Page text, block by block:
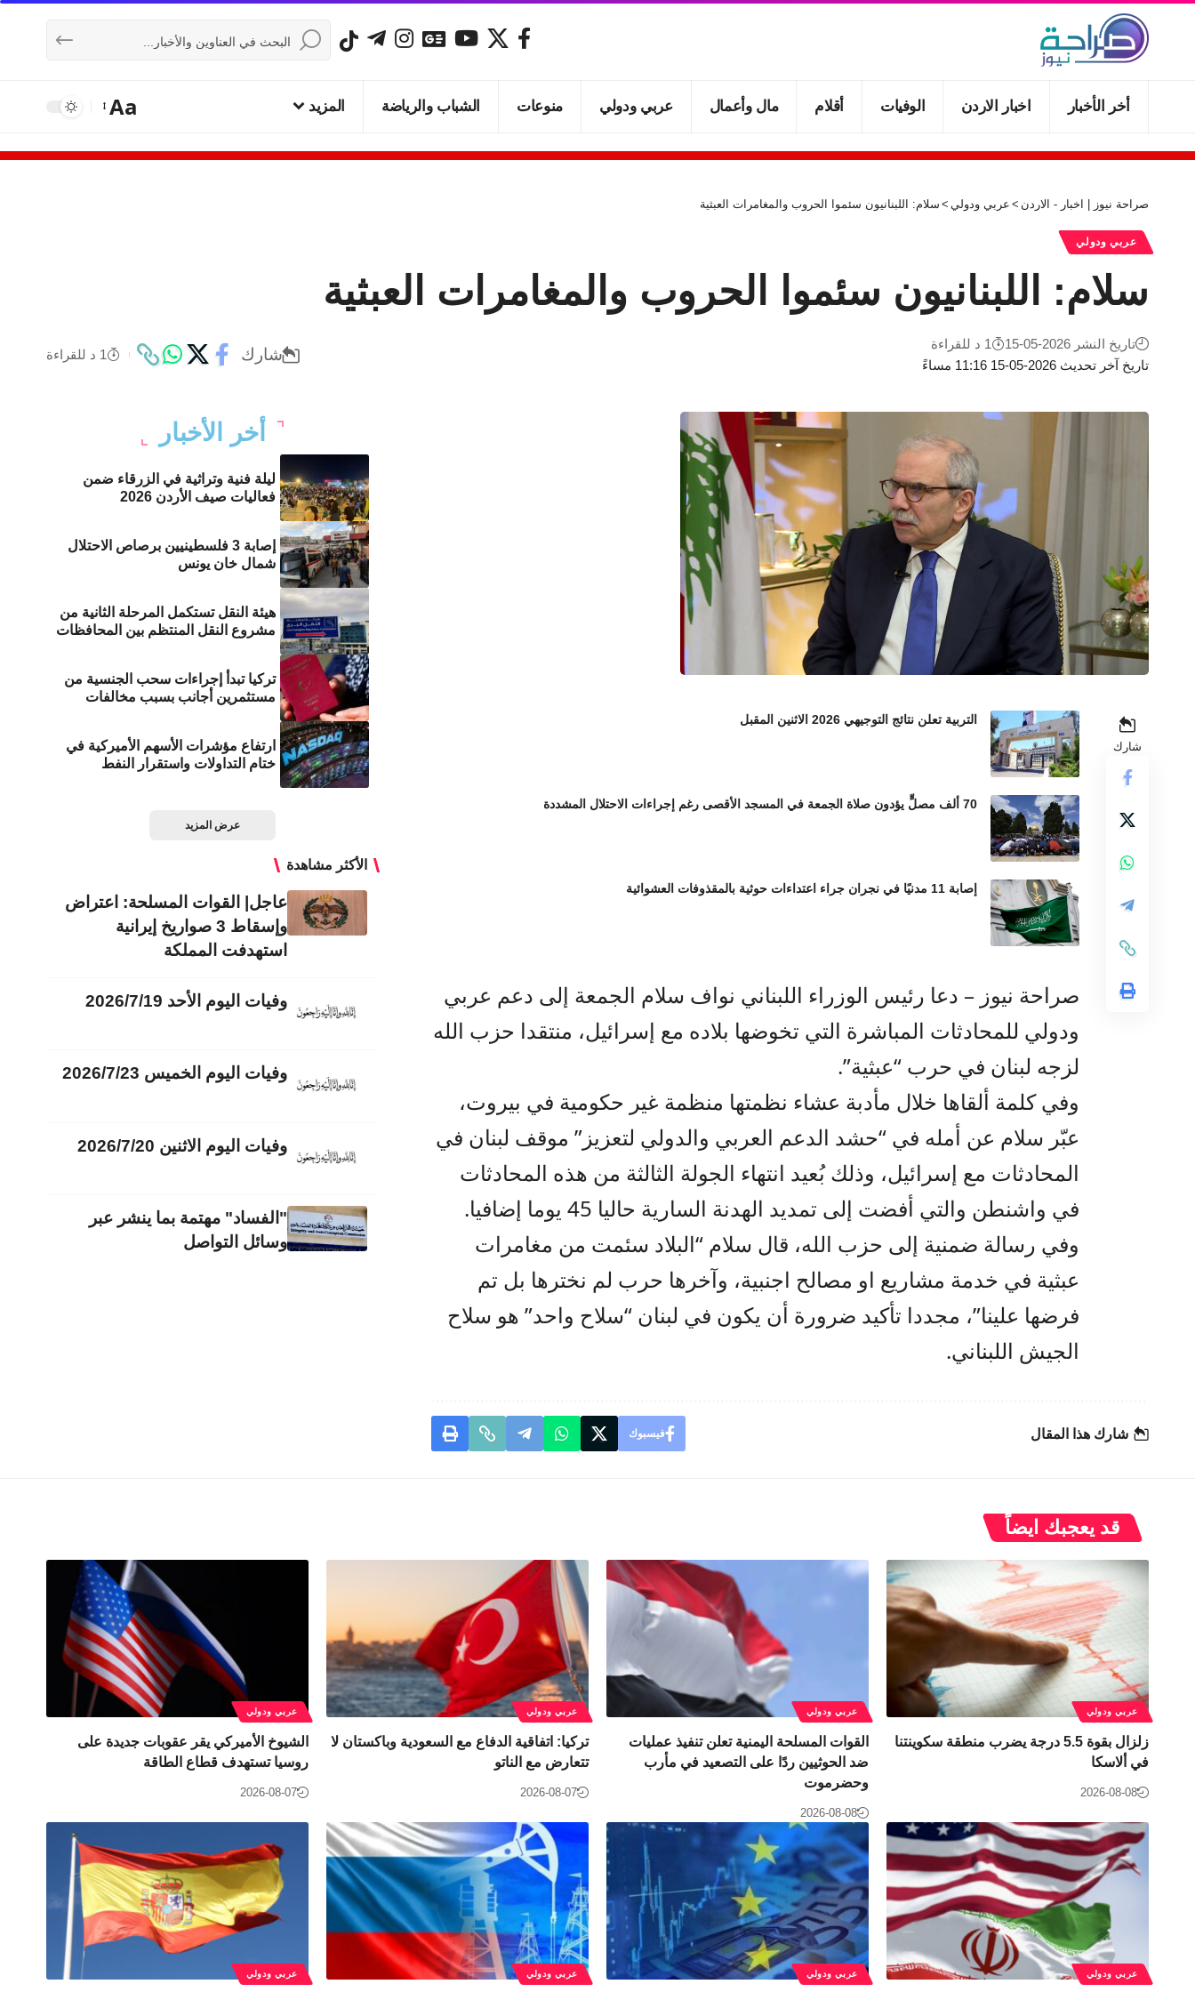
أخر الأخبار اخبار الاردن الوفيات أقلام مال وأعمال عربي ودولي منوعات الشباب والرياضة المزيد Aa
صراحة نيوز | اخبار - الاردن > عربي ودولي > سلام: اللبنانيون سئموا الحروب والمغامرات العبثية
عربي ودولي
سلام: اللبنانيون سئموا الحروب والمغامرات العبثية
تاريخ آخر تحديث 2026-05-15 11:16 مساءً
تاريخ النشر 2026-05-15 1 د للقراءة
شارك 1 د للقراءة
شارك
التربية تعلن نتائج التوجيهي 2026 الاثنين المقبل
70 ألف مصلٍّ يؤدون صلاة الجمعة في المسجد الأقصى رغم إجراءات الاحتلال المشددة
إصابة 11 مدنيًا في نجران جراء اعتداءات حوثية بالمقذوفات العشوائية
صراحة نيوز – دعا رئيس الوزراء اللبناني نواف سلام الجمعة إلى دعم عربي
ودولي للمحادثات المباشرة التي تخوضها بلاده مع إسرائيل، منتقدا حزب الله
لزجه لبنان في حرب “عبثية”.
وفي كلمة ألقاها خلال مأدبة عشاء نظمتها منظمة غير حكومية في بيروت،
عبّر سلام عن أمله في “حشد الدعم العربي والدولي لتعزيز” موقف لبنان في
المحادثات مع إسرائيل، وذلك بُعيد انتهاء الجولة الثالثة من هذه المحادثات
في واشنطن والتي أفضت إلى تمديد الهدنة السارية حاليا 45 يوما إضافيا.
وفي رسالة ضمنية إلى حزب الله، قال سلام “البلاد سئمت من مغامرات
عبثية في خدمة مشاريع او مصالح اجنبية، وآخرها حرب لم نخترها بل تم
فرضها علينا”، مجددا تأكيد ضرورة أن يكون في لبنان “سلاح واحد” هو سلاح
الجيش اللبناني.
شارك هذا المقال فيسبوك
أخر الأخبار
ليلة فنية وتراثية في الزرقاء ضمن
فعاليات صيف الأردن 2026
إصابة 3 فلسطينيين برصاص الاحتلال
شمال خان يونس
هيئة النقل تستكمل المرحلة الثانية من
مشروع النقل المنتظم بين المحافظات
تركيا تبدأ إجراءات سحب الجنسية من
مستثمرين أجانب بسبب مخالفات
ارتفاع مؤشرات الأسهم الأميركية في
ختام التداولات واستقرار النفط
عرض المزيد
الأكثر مشاهدة
عاجل| القوات المسلحة: اعتراض
وإسقاط 3 صواريخ إيرانية
استهدفت المملكة
وفيات اليوم الأحد 2026/7/19
وفيات اليوم الخميس 2026/7/23
وفيات اليوم الاثنين 2026/7/20
"الفساد" مهتمة بما ينشر عبر
وسائل التواصل
قد يعجبك ايضاً
عربي ودولي
زلزال بقوة 5.5 درجة يضرب منطقة سكوينتنا
في ألاسكا
2026-08-08
عربي ودولي
القوات المسلحة اليمنية تعلن تنفيذ عمليات
ضد الحوثيين ردًا على التصعيد في مأرب
وحضرموت
2026-08-08
عربي ودولي
تركيا: اتفاقية الدفاع مع السعودية وباكستان لا
تتعارض مع الناتو
2026-08-07
عربي ودولي
الشيوخ الأميركي يقر عقوبات جديدة على
روسيا تستهدف قطاع الطاقة
2026-08-07
عربي ودولي عربي ودولي عربي ودولي عربي ودولي